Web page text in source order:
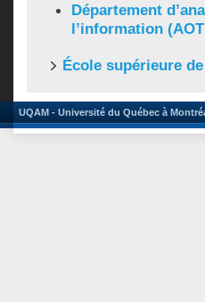
Département
l’information
École supérieure
UQAM - Université du Québec à